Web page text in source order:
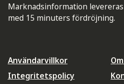
Marknadsinformation
med 15 minuters fördröjning.
Användarvillkor
Integritetspolicy